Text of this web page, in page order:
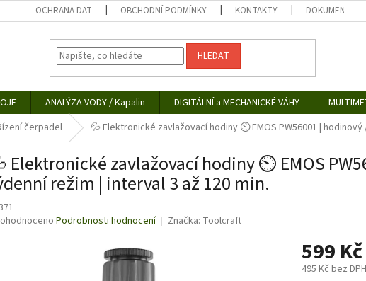
OCHRANA DAT OBCHODNÍ PODMÍNKY KONTAKTY DOKUMENTY
HLEDAT
ANALÝZA VODY / Kapalin DIGITÁLNÍ a MECHANICKÉ VÁHY
čerpadel 💦 Elektronické zavlažovací hodiny ⏲️ EMOS PW56001 |
Elektronické zavlažovací hodiny ⏲️ EMOS
režim | interval 3 až 120 min.
Podrobnosti hodnocení Značka: Toolcraft
599 Kč
495 Kč bez DPH